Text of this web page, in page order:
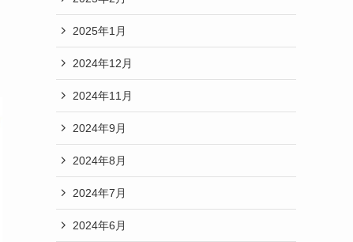
2025年1月
2024年12月
2024年11月
2024年9月
2024年8月
2024年7月
2024年6月